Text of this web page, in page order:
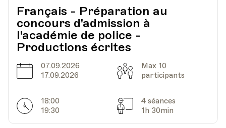
Lieu
HEP - Haute Ecole Pédagogique - Salle 719
1005, Lausanne
Av. de Cour 33
Date
09.09.2026 Heure
18.45
Lieu
HEP - Haute Ecole Pédagogique - Salle 719
1005, Lausanne
Av. de Cour 33
Français - Préparation au
concours d'admission à
l'académie de police -
Productions écrites
Date
07.09.2026
17.09.2026
Capacité
Max 10
participants
Horarires
18:00
19:30
Séances
4 séances
1h 30min